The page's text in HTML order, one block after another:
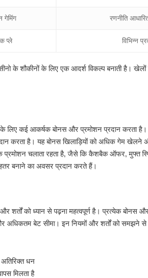
गेमिंग रणनीति
प्ले विभिन्न
के शौकीनों के लिए एक आदर्श विकल्प बनाती है।
लिए कई आकर्षक बोनस और प्रमोशन प्रदान करता है।
करता है। यह बोनस खिलाड़ियों को अधिक गेम खेलने
प्रमोशन चलाता रहता है, जैसे कि कैशबैक ऑफर, मुफ्त
बनाने का अवसर प्रदान करते हैं।
शर्तों को ध्यान से पढ़ना महत्वपूर्ण है। प्रत्येक बोनस
अधिकतम बेट सीमा। इन नियमों और शर्तों को समझने
धन
मिलता है